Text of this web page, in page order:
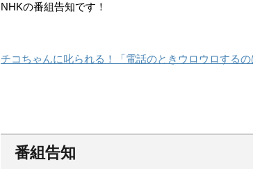
NHKの番組告知です！
チコちゃんに叱られる！「電話のときウロウロするの
番組告知